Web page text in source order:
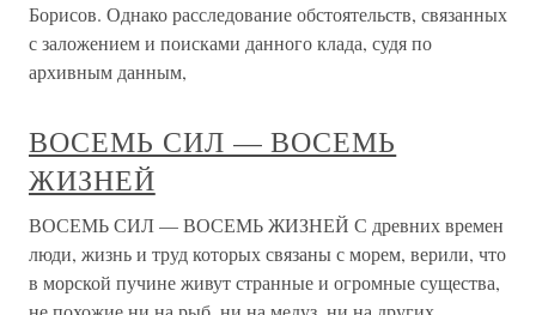
Борисов. Однако расследование обстоятельств, связанных
с заложением и поисками данного клада, судя по
архивным данным,
ВОСЕМЬ СИЛ — ВОСЕМЬ
ЖИЗНЕЙ
ВОСЕМЬ СИЛ — ВОСЕМЬ ЖИЗНЕЙ С древних времен
люди, жизнь и труд которых связаны с морем, верили, что
в морской пучине живут странные и огромные существа,